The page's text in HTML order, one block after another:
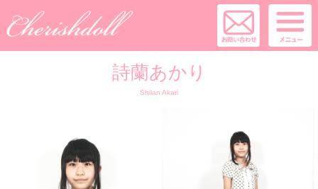
詩蘭あかり
Shilan Akari